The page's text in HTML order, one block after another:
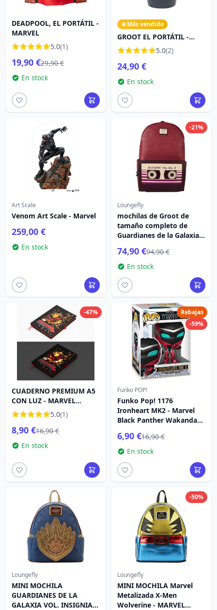
DEADPOOL, EL PORTÁTIL -
MARVEL
5.0(1)
19,90 €29,90 €
En stock
Más vendido
GROOT EL PORTÁTIL -
MARVEL
5.0(2)
24,90 €
En stock
Art Scale
Venom Art Scale - Marvel
259,00 €
En stock
-21%
Loungefly
mochilas de Groot de
tamaño completo de
Guardianes de la Galaxia
74,90 €94,90 €
En stock
-47%
CUADERNO PREMIUM A5
CON LUZ - MARVEL
DEADPOOL 5.0(1)
8,90 €16,90 €
En stock
Rebajas
-59%
Funko POP!
Funko Pop! 1176
Ironheart MK2 - Marvel
Black Panther Wakanda
6,90 €16,90 €
En stock
Loungefly
MINI MOCHILA
GUARDIANES DE LA
GALAXIA VOL. INSIGNIA 3
-50%
Loungefly
MINI MOCHILA Marvel
Metalizada X-Men
Wolverine - MARVEL